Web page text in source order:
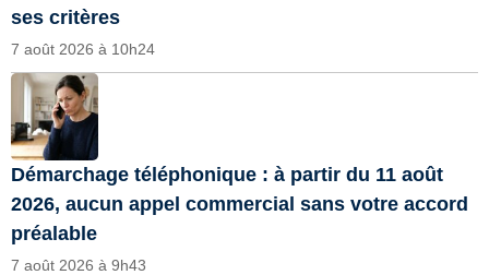
ses critères
7 août 2026 à 10h24
Démarchage téléphonique : à partir du 11 août
2026, aucun appel commercial sans votre accord
préalable
7 août 2026 à 9h43